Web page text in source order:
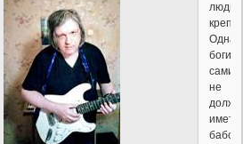
люди
боги
сами
не
иметь